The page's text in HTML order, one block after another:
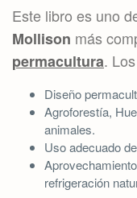
Este libro es uno
Mollison más
permacultura.
Diseño
Agroforestía,
animales.
Uso adecuado
refrigeración